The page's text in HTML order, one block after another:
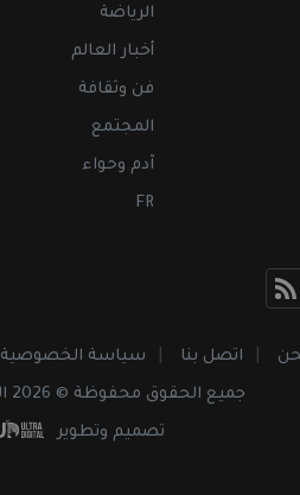
الرياضة
أخبار العالم
فن وثقافة
المجتمع
آدم وحواء
FR
اتصل بنا سياسة الخصوصية
جميع الحقوق محفوظة © 2026 النهار أونلاين
تصميم وتطوير